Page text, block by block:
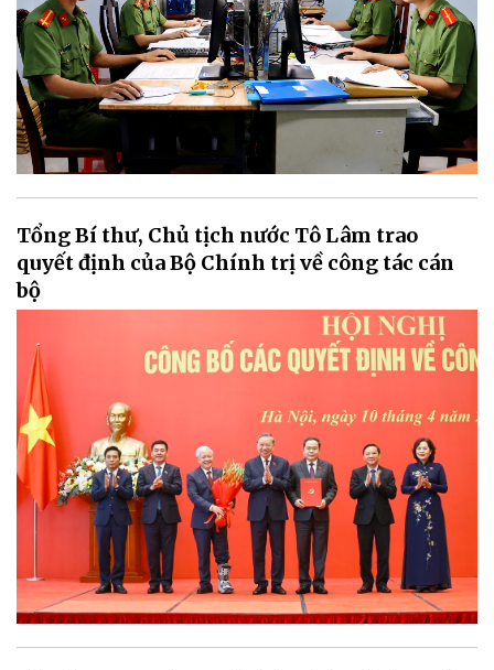
Tổng Bí thư, Chủ tịch nước Tô Lâm trao
quyết định của Bộ Chính trị về công tác cán
bộ